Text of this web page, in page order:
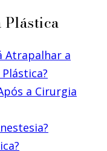
Atrapalhar a
a Cirurgia